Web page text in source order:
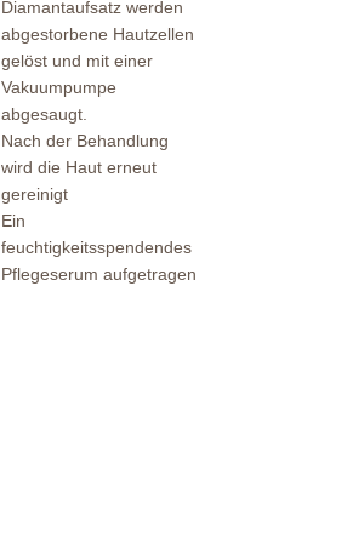
Diamantaufsatz werden
abgestorbene Hautzellen
gelöst und mit einer
Vakuumpumpe
abgesaugt.
Nach der Behandlung
wird die Haut erneut
gereinigt
Ein
feuchtigkeitsspendendes
Pflegeserum aufgetragen